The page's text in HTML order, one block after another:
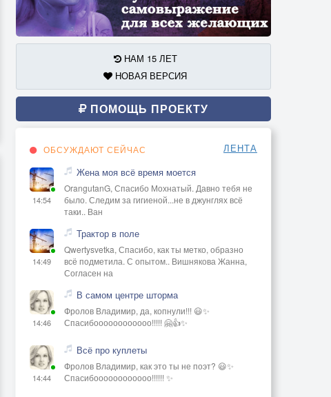
НАМ 15 ЛЕТ
НОВАЯ ВЕРСИЯ
ПОМОЩЬ ПРОЕКТУ
ОБСУЖДАЮТ СЕЙЧАС ЛЕНТА
14:54
Жена моя всё время моется
OrangutanG, Спасибо Мохнатый. Давно тебя не
было. Следим за гигиеной...не в джунглях всё
таки.. Ван
14:49
Трактор в поле
Qwertysvetka, Спасибо, как ты метко, образно
всё подметила. С опытом.. Вишнякова Жанна,
Согласен на
14:46
В самом центре шторма
Фролов Владимир, да, копнули!!! 😃✨
Спасибоооооооооооо!!!!! 🤗👍✨
14:44
Всё про куплеты
Фролов Владимир, как это ты не поэт? 😃✨
Спасибоооооооооооо!!!!!! ✨